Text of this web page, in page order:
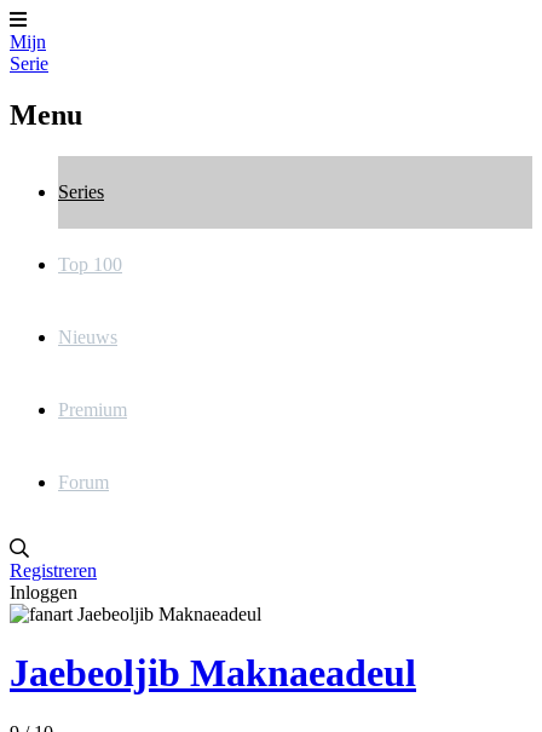
Mijn
Serie
Menu
Series
Top 100
Nieuws
Premium
Forum
Registreren
Inloggen
Jaebeoljib Maknaeadeul